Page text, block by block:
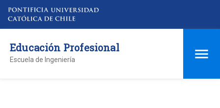
Educación Profesional
Escuela de Ingeniería